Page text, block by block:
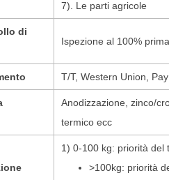
7). Le parti agricole
di
Ispezione al 100%
T/T, Western Union,
Anodizzazione, zinco/
termico ecc
1) 0-100 kg: priorità del
>100kg: priorità